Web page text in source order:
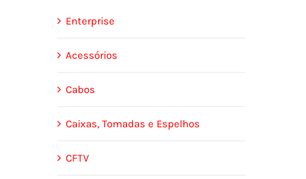
Enterprise
Acessórios
Cabos
Caixas, Tomadas e Espelhos
CFTV